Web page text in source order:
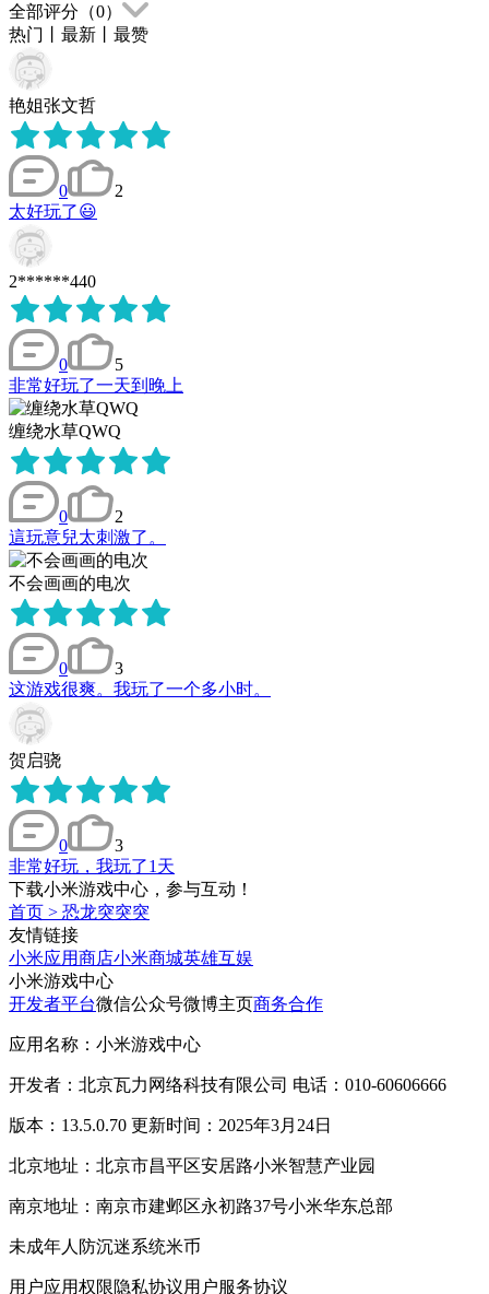
全部评分（0）
热门
最新 最赞
艳姐张文哲
0
2
太好玩了😃
2******440
0
5
非常好玩了一天到晚上
缠绕水草QWQ
0
2
這玩意兒太刺激了。
不会画画的电次
0
3
这游戏很爽。我玩了一个多小时。
贺启骁
0
3
非常好玩，我玩了1天
下载小米游戏中心，参与互动！
首页 > 恐龙突突突
友情链接
小米应用商店小米商城英雄互娱
小米游戏中心
开发者平台微信公众号微博主页商务合作
应用名称：小米游戏中心
开发者：北京瓦力网络科技有限公司 电话：010-60606666
版本：13.5.0.70 更新时间：2025年3月24日
北京地址：北京市昌平区安居路小米智慧产业园
南京地址：南京市建邺区永初路37号小米华东总部
未成年人防沉迷系统米币
用户应用权限隐私协议用户服务协议